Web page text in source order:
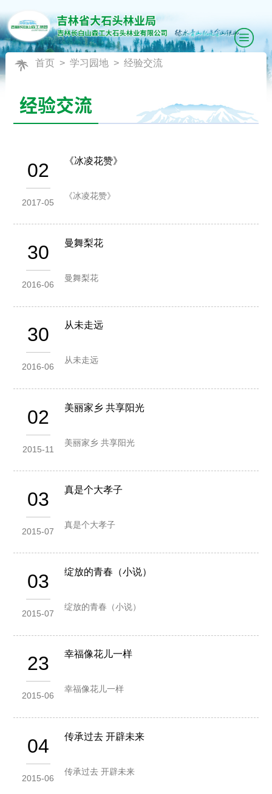
首页> 学习园地> 经验交流
经验交流
02
2017-05
《冰凌花赞》
《冰凌花赞》
30
2016-06
曼舞梨花
曼舞梨花
30
2016-06
从未走远
从未走远
02
2015-11
美丽家乡 共享阳光
美丽家乡 共享阳光
03
2015-07
真是个大孝子
真是个大孝子
03
2015-07
绽放的青春（小说）
绽放的青春（小说）
23
2015-06
幸福像花儿一样
幸福像花儿一样
04
2015-06
传承过去 开辟未来
传承过去 开辟未来